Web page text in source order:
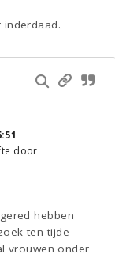
door
hebben
ten tijde
vrouwen onder